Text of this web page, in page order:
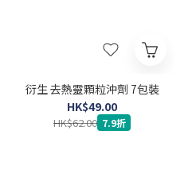
衍生 去熱靈顆粒沖劑 7包裝
HK$49.00
HK$62.00 7.9折